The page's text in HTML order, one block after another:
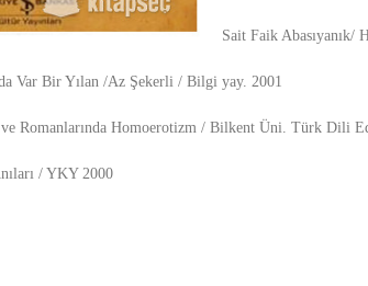
Sait Faik Abasıyanık/
Var Bir Yılan /Az Şekerli / Bilgi yay. 2001
Romanlarında Homoerotizm / Bilkent Üni. Türk Dili
/ YKY 2000